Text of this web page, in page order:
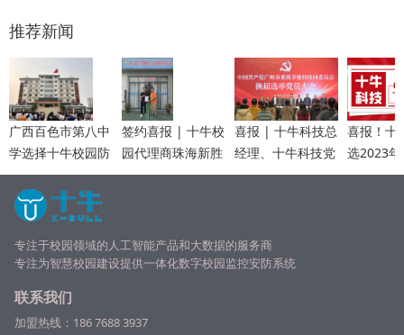
推荐新闻
广西百色市第八中
学选择十牛校园防
霸凌系统，筑立校
园防霸凌建设
签约喜报 | 十牛校
园代理商珠海新胜
网络科技加盟十牛
喜报 | 十牛科技总
经理、十牛科技党
支部书记李琼当选
委员
喜报！十
选2023
上市企业
专注于校园领域的人工智能产品和大数据的服务商
专注为智慧校园建设提供一体化数字校园监控安防系统
联系我们
加盟热线： 186 7688 3937